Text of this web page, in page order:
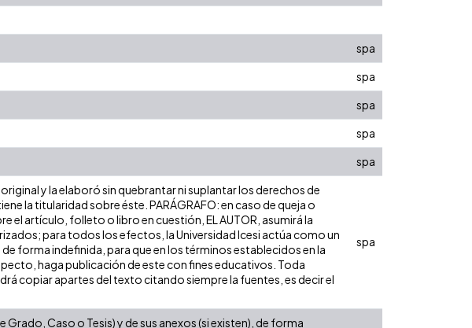
spa
spa
spa
spa
spa
y la elaboró sin quebrantar ni suplantar los derechos de
la titularidad sobre éste. PARÁGRAFO: en caso de queja o
el artículo, folleto o libro en cuestión, EL AUTOR, asumirá la
para todos los efectos, la Universidad Icesi actúa como un
forma indefinida, para que en los términos establecidos en la
haga publicación de este con fines educativos. Toda
copiar apartes del texto citando siempre la fuentes, es decir el
spa
Caso o Tesis) y de sus anexos (si existen), de forma